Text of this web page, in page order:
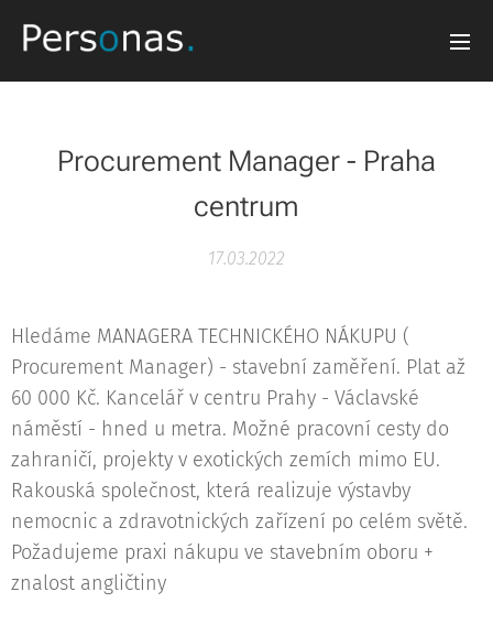
Procurement Manager - Praha
centrum
17.03.2022
Hledáme MANAGERA TECHNICKÉHO NÁKUPU (
Procurement Manager) - stavební zaměření. Plat až
60 000 Kč. Kancelář v centru Prahy - Václavské
náměstí - hned u metra. Možné pracovní cesty do
zahraničí, projekty v exotických zemích mimo EU.
Rakouská společnost, která realizuje výstavby
nemocnic a zdravotnických zařízení po celém světě.
Požadujeme praxi nákupu ve stavebním oboru +
znalost angličtiny